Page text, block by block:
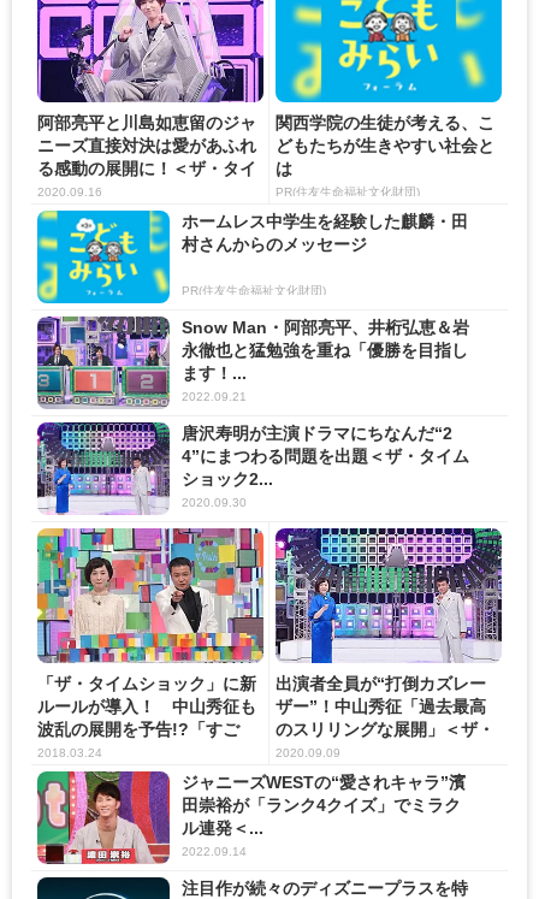
阿部亮平と川島如恵留のジャ
ニーズ直接対決は愛があふれ
る感動の展開に！＜ザ・タイ
ム...
2020.09.16
関西学院の生徒が考える、こ
どもたちが生きやすい社会と
は
PR(住友生命福祉文化財団)
ホームレス中学生を経験した麒麟・田
村さんからのメッセージ
PR(住友生命福祉文化財団)
Snow Man・阿部亮平、井桁弘恵＆岩
永徹也と猛勉強を重ね「優勝を目指し
ます！...
2022.09.21
唐沢寿明が主演ドラマにちなんだ“2
4”にまつわる問題を出題＜ザ・タイム
ショック2...
2020.09.30
「ザ・タイムショック」に新
ルールが導入！ 中山秀征も
波乱の展開を予告!?「すご
い...
2018.03.24
出演者全員が“打倒カズレー
ザー”！中山秀征「過去最高
のスリリングな展開」＜ザ・
タ...
2020.09.09
ジャニーズWESTの“愛されキャラ”濱
田崇裕が「ランク4クイズ」でミラク
ル連発＜...
2022.09.14
注目作が続々のディズニープラスを特